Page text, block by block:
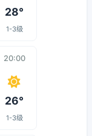
28°
1-3级
20:00
26°
1-3级